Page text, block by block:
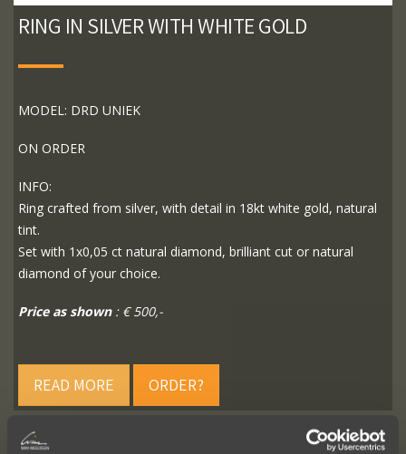
RING IN SILVER WITH WHITE GOLD
MODEL: DRD UNIEK
ON ORDER
INFO:
Ring crafted from silver, with detail in 18kt white gold, natural
tint.
Set with 1x0,05 ct natural diamond, brilliant cut or natural
diamond of your choice.
Price as shown: € 500,-
READ MORE ORDER?